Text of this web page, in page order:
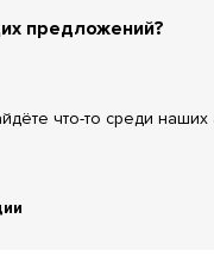
предложений?
что-то среди наших